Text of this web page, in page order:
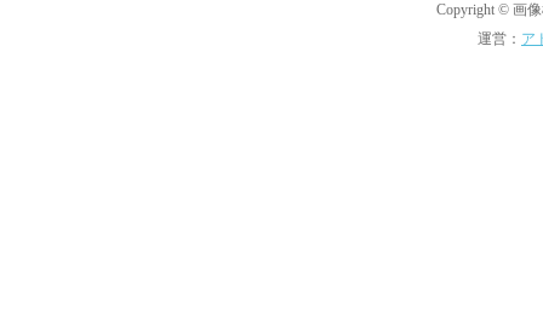
Copyright © 画像
運営： ア